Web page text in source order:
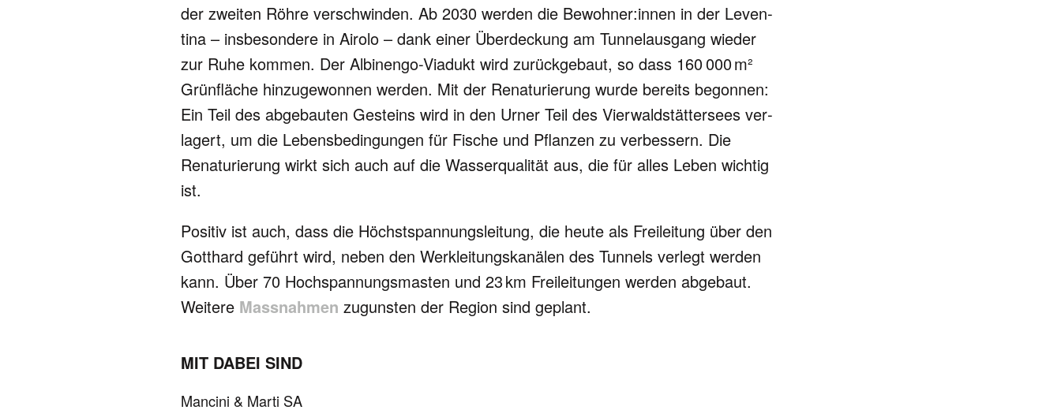
der zwei­ten Röhre ver­schwin­den. Ab 2030 werden die Bewoh­ner:innen in der Leven­
tina – ins­be­son­dere in Airolo – dank einer Über­de­ckung am Tun­nel­aus­gang wieder
zur Ruhe kom­men. Der Albi­nengo-Viadukt wird zurück­ge­baut, so dass 160 000 m²
Grün­flä­che hin­zu­ge­won­nen wer­den. Mit der Rena­tu­rie­rung wurde bereits begon­nen:
Ein Teil des abge­bau­ten Gesteins wird in den Urner Teil des Vier­wald­stät­ter­sees ver­
la­gert, um die Lebens­be­din­gun­gen für Fische und Pflan­zen zu ver­bes­sern. Die
Rena­tu­rie­rung wirkt sich auch auf die Was­ser­qua­li­tät aus, die für alles Leben wich­tig
ist.
Positiv ist auch, dass die Höchst­span­nungs­lei­tung, die heute als Frei­lei­tung über den
Gott­hard geführt wird, neben den Werk­lei­tungs­kanälen des Tun­nels verlegt wer­den
kann. Über 70 Hoch­span­nungs­masten und 23 km Frei­lei­tun­gen wer­den abge­baut.
Wei­tere Massnahmen zuguns­ten der Region sind geplant.
MIT DABEI SIND
Mancini & Marti SA